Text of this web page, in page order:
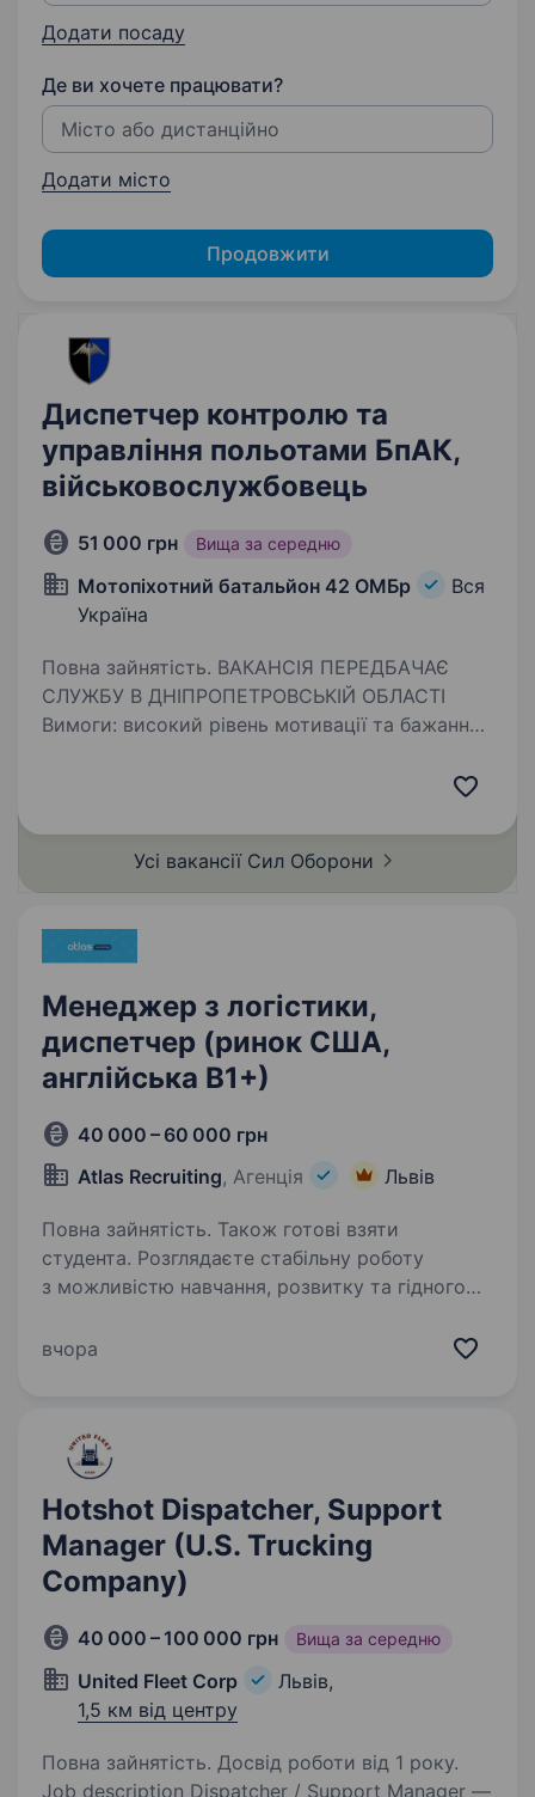
Додати посаду
Де ви хочете працювати?
Додати місто
Продовжити
Диспетчер контролю та
управління польотами БпАК,
військовослужбовець
51 000 грн Вища за середню
Мотопіхотний батальйон 42 ОМБр
Вся
Україна
Повна зайнятість. ВАКАНСІЯ ПЕРЕДБАЧАЄ
СЛУЖБУ В ДНІПРОПЕТРОВСЬКІЙ ОБЛАСТІ
Вимоги: високий рівень мотивації та бажання
Усі вакансії Сил Оборони
Менеджер з логістики,
диспетчер (ринок США,
англійська В1+)
40 000 – 60 000 грн
Atlas Recruiting, Агенція Львів
Повна зайнятість. Також готові взяти
студента. Розглядаєте стабільну роботу
з можливістю навчання, розвитку та гідного
з логістики / диспетчера в логістичну
вчора
Hotshot Dispatcher, Support
Manager (U.S. Trucking
Company)
40 000 – 100 000 грн Вища за середню
United Fleet Corp
Львів,
1,5 км від центру
Повна зайнятість. Досвід роботи від 1 року.
Job description Dispatcher / Support Manager —